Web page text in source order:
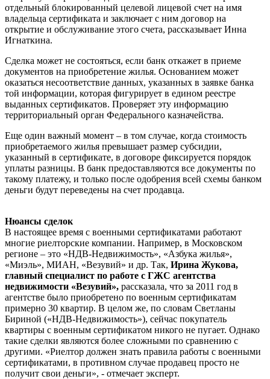
отдельный блокированный целевой лицевой счет на имя
владельца сертификата и заключает с ним договор на
открытие и обслуживание этого счета, рассказывает Инна
Игнаткина.
Сделка может не состояться, если банк откажет в приеме
документов на приобретение жилья. Основанием может
оказаться несоответствие данных, указанных в заявке банка
той информации, которая фигурирует в едином реестре
выданных сертификатов. Проверяет эту информацию
территориальный орган Федерального казначейства.
Еще один важный момент – в том случае, когда стоимость
приобретаемого жилья превышает размер субсидии,
указанный в сертификате, в договоре фиксируется порядок
уплаты разницы. В банк предоставляются все документы по
такому платежу, и только после одобрения всей схемы банком
деньги будут переведены на счет продавца.
Нюансы сделок
В настоящее время с военными сертификатами работают
многие риелторские компании. Например, в Московском
регионе – это «НДВ-Недвижимость», «Азбука жилья»,
«Миэль», МИАН, «Везувий» и др. Так, Ирина Жукова,
главный специалист по работе с ГЖС агентства
недвижимости «Везувий», рассказала, что за 2011 год в
агентстве было приобретено по военным сертификатам
примерно 30 квартир. В целом же, по словам Светланы
Бириной («НДВ-Недвижимость»), сейчас покупатель
квартиры с военным сертификатом никого не пугает. Однако
такие сделки являются более сложными по сравнению с
другими. «Риелтор должен знать правила работы с военными
сертификатами, в противном случае продавец просто не
получит свои деньги», - отмечает эксперт.